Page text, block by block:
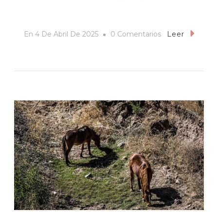
En 4 De Abril De 2025 0 ComentariosEn
El
Río
Sonora,
Grupo
México
Y
Arizpe
Leer